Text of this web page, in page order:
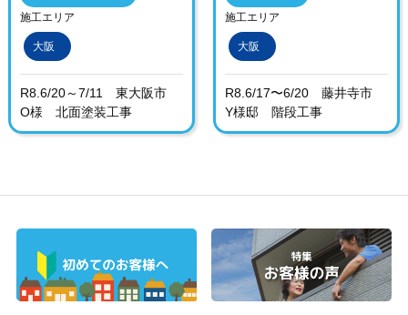
施工エリア
大阪
R8.6/20～7/11 東大阪市
O様 北面塗装工事
施工エリア
大阪
R8.6/17〜6/20 藤井寺市
Y様邸 階段工事